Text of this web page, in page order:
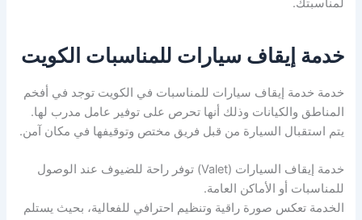
لمناسبتك.
خدمة إيقاف سيارات للمناسبات الكويت
خدمة خدمة إيقاف سيارات للمناسبات في الكويت توجد في أفخم
المناطق والكيانات وذلك أنها تحرص على توفير عامل مدرب لها.
يتم استقبال السيارة من قبل فريق مختص وتوقيفها في مكان آمن.
خدمة إيقاف السيارات (Valet) توفر راحة للضيوف عند الوصول
للمناسبات أو الأماكن العامة.
الخدمة تعكس صورة راقية وتنظيم احترافي للفعالية، بحيث يستلم